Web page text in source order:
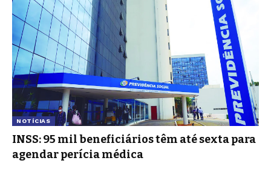
NOTÍCIAS
INSS: 95 mil beneficiários têm até sexta para
agendar perícia médica